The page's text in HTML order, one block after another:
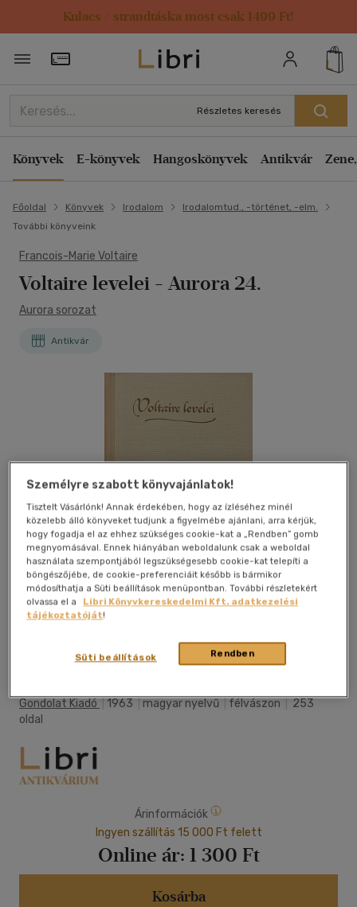
Kulacs / strandtáska most csak 1499 Ft!
Törzsvásárlói Kártya adatai
Részletes keresés
Könyvek E-könyvek Hangoskönyvek Antikvár
Főoldal Könyvek Irodalom
Irodalomtud., -történet, -elm.
További könyveink
Francois-Marie Voltaire
Voltaire levelei - Aurora 24.
Aurora sorozat
Antikvár
Megosztom
Gondolat Kiadó 1963 magyar nyelvű félvászon
253
oldal
Árinformációk
Ingyen szállítás 15 000 Ft felett
Online ár: 1 300 Ft
Kosárba
Személyre szabott könyvajánlatok!
Tisztelt Vásárlónk! Annak érdekében, hogy az ízléséhez minél
közelebb álló könyveket tudjunk a figyelmébe ajánlani, arra kérjük,
hogy fogadja el az ehhez szükséges cookie-kat a „Rendben” gomb
megnyomásával. Ennek hiányában weboldalunk csak a weboldal
használata szempontjából legszükségesebb cookie-kat telepíti a
böngészőjébe, de cookie-preferenciáit később is bármikor
módosíthatja a Süti beállítások menüpontban. További részletekért
olvassa el a
Libri Könyvkereskedelmi Kft. adatkezelési
tájékoztatóját!
Rendben
Süti beállítások